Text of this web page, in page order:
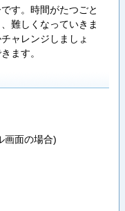
す。時間がたつごと
難しくなっていきま
ャレンジしましょ
ます。
画面の場合)